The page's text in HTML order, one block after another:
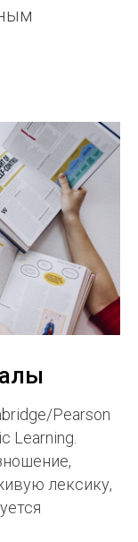
Pearson
Learning.
лексику,